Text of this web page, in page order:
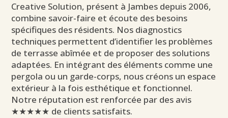
Creative Solution, présent à Jambes depuis 2006,
combine savoir-faire et écoute des besoins
spécifiques des résidents. Nos diagnostics
techniques permettent d’identifier les problèmes
de terrasse abîmée et de proposer des solutions
adaptées. En intégrant des éléments comme une
pergola ou un garde-corps, nous créons un espace
extérieur à la fois esthétique et fonctionnel.
Notre réputation est renforcée par des avis
★★★★★ de clients satisfaits.